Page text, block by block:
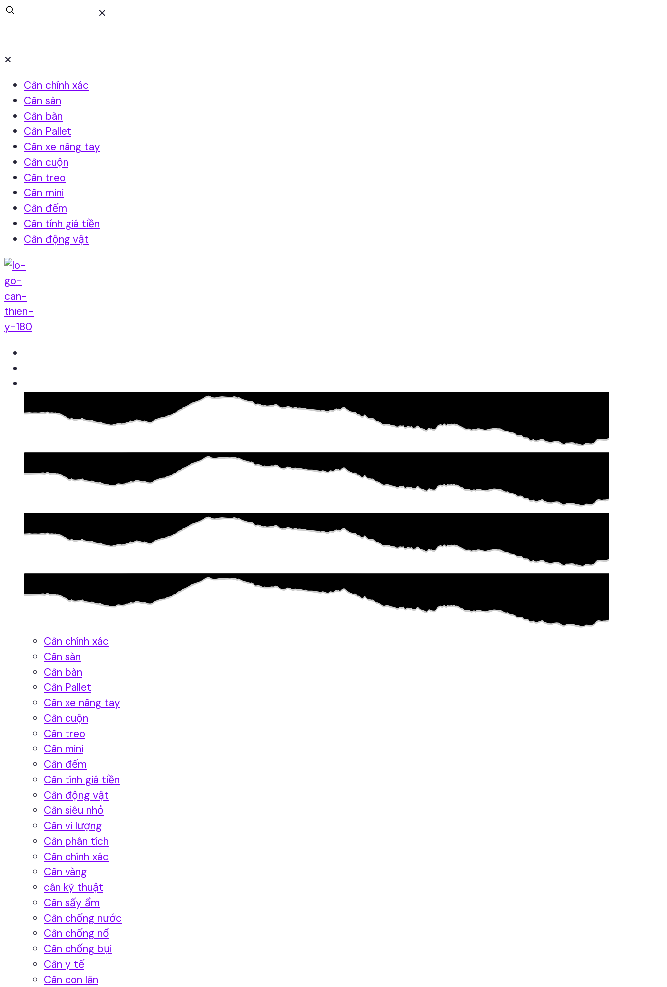
✕
✕
Cân chính xác
Cân sàn
Cân bàn
Cân Pallet
Cân xe nâng tay
Cân cuộn
Cân treo
Cân mini
Cân đếm
Cân tính giá tiền
Cân động vật
Cân chính xác
Cân sàn
Cân bàn
Cân Pallet
Cân xe nâng tay
Cân cuộn
Cân treo
Cân mini
Cân đếm
Cân tính giá tiền
Cân động vật
Cân siêu nhỏ
Cân vi lượng
Cân phân tích
Cân chính xác
Cân vàng
cân kỹ thuật
Cân sấy ẩm
Cân chống nước
Cân chống nổ
Cân chống bụi
Cân y tế
Cân con lăn